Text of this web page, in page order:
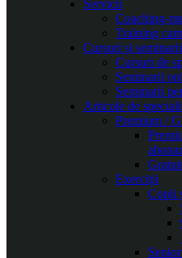
Servicii
Coaching-
Training
Cursuri și seminarii
Cursuri de
Seminarii
Seminarii
Articole de
Premium /
Exerciții
Copii